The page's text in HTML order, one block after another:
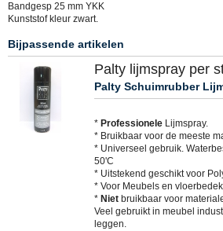
Bandgesp 25 mm YKK
Kunststof kleur zwart.
Bijpassende artikelen
Palty lijmspray per
Palty Schuimrubber
* Professionele Lijmspray.
* Bruikbaar voor de meeste
* Universeel gebruik.
50'C
* Uitstekend geschikt voor
* Voor Meubels en
* Niet bruikbaar voor
Veel gebruikt in meubel
leggen.